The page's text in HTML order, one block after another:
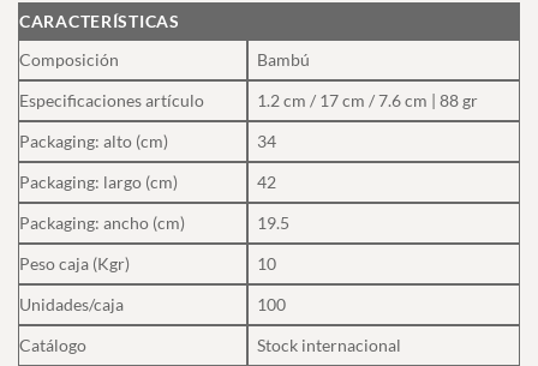
CARACTERÍSTICAS
Composición
Bambú
Especificaciones artículo
1.2 cm / 17 cm / 7.6 cm | 88 gr
Packaging: alto (cm)
34
Packaging: largo (cm)
42
Packaging: ancho (cm)
19.5
Peso caja (Kgr)
10
Unidades/caja
100
Catálogo
Stock internacional